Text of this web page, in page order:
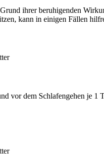
ihrer beruhigenden
kann in einigen Fällen
vor dem Schlafengehen je 1